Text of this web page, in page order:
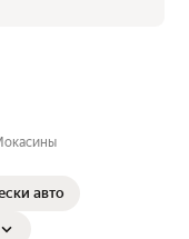
авто